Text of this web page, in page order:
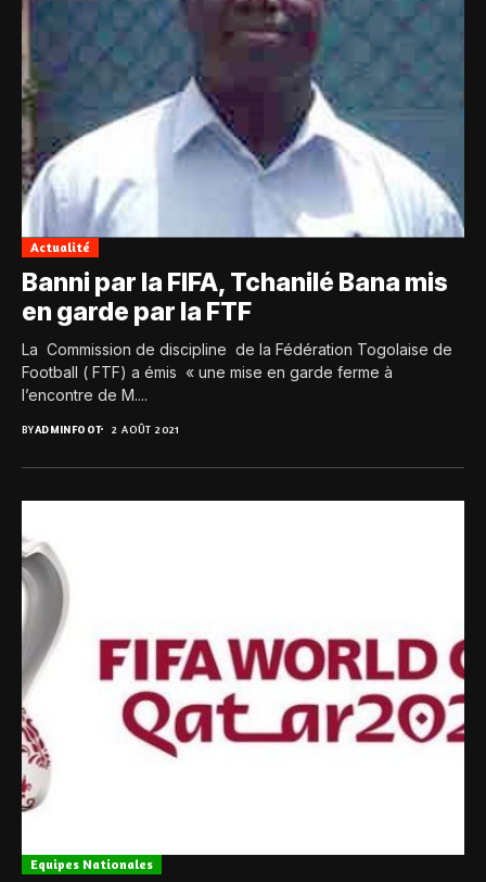
Actualité
Banni par la FIFA, Tchanilé Bana mis
en garde par la FTF
La Commission de discipline de la Fédération Togolaise de
Football ( FTF) a émis « une mise en garde ferme à
l’encontre de M....
BYADMINFOOT 2 AOÛT 2021
Equipes Nationales